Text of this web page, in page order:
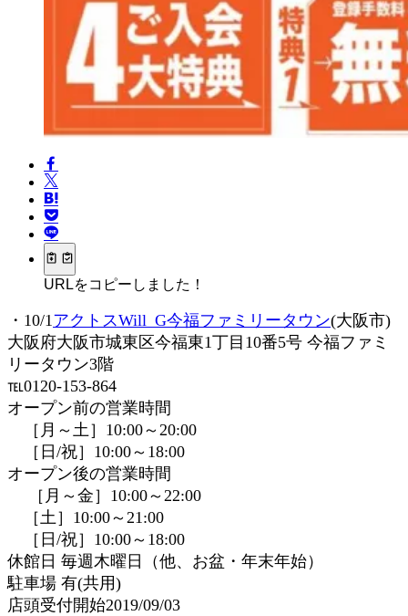
URLをコピーしました！
・10/1アクトスWill_G今福ファミリータウン(大阪市)
大阪府大阪市城東区今福東1丁目10番5号 今福ファミ
リータウン3階
℡0120-153-864
オープン前の営業時間
［月～土］10:00～20:00
［日/祝］10:00～18:00
オープン後の営業時間
［月～金］10:00～22:00
［土］10:00～21:00
［日/祝］10:00～18:00
休館日 毎週木曜日（他、お盆・年末年始）
駐車場 有(共用)
店頭受付開始2019/09/03